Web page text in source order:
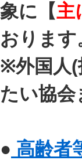
象に【主
おります
※外国人(
たい協
● 高齢者